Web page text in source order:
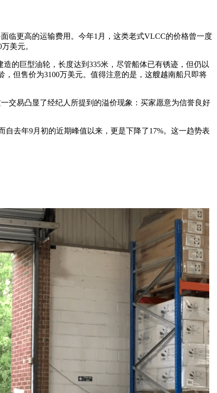
临更高的运输费用。今年1月，这类老式VLCC的价格曾一度
美元。
的巨型油轮，长度达到335米，尽管船体已有锈迹，但仍以
但售价为3100万美元。值得注意的是，这艘越南船只即将
交易凸显了经纪人所提到的溢价现象：买家愿意为信誉良好
去年9月初的近期峰值以来，更是下降了17%。这一趋势表